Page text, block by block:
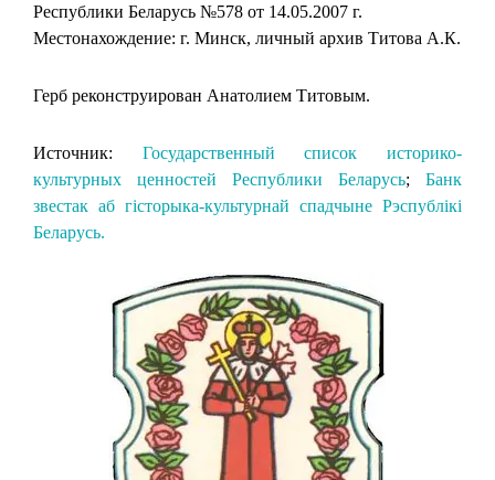
Республики Беларусь №578 от 14.05.2007 г.
Местонахождение: г. Минск, личный архив Титова А.К.
Герб реконструирован Анатолием Титовым.
Источник: Государственный список историко-
культурных ценностей Республики Беларусь; Банк
звестак аб гісторыка-культурнай спадчыне Рэспублікі
Беларусь.